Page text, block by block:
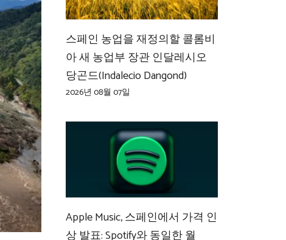
스페인 농업을 재정의할 콜롬비
아 새 농업부 장관 인달레시오
당곤드(Indalecio Dangond)
2026년 08월 07일
Apple Music, 스페인에서 가격 인
상 발표: Spotify와 동일한 월